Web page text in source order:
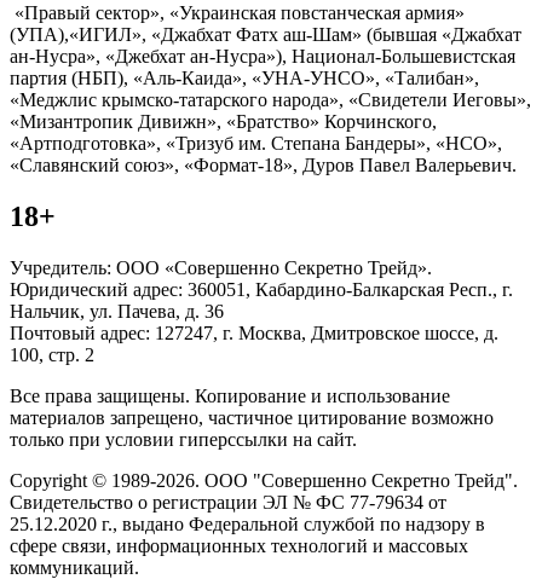
«Правый сектор», «Украинская повстанческая армия»
(УПА),«ИГИЛ», «Джабхат Фатх аш-Шам» (бывшая «Джабхат
ан-Нусра», «Джебхат ан-Нусра»), Национал-Большевистская
партия (НБП), «Аль-Каида», «УНА-УНСО», «Талибан»,
«Меджлис крымско-татарского народа», «Свидетели Иеговы»,
«Мизантропик Дивижн», «Братство» Корчинского,
«Артподготовка», «Тризуб им. Степана Бандеры», «НСО»,
«Славянский союз», «Формат-18», Дуров Павел Валерьевич.
18+
Учредитель: ООО «Совершенно Секретно Трейд».
Юридический адрес: 360051, Кабардино-Балкарская Респ., г.
Нальчик, ул. Пачева, д. 36
Почтовый адрес: 127247, г. Москва, Дмитровское шоссе, д.
100, стр. 2
Все права защищены. Копирование и использование
материалов запрещено, частичное цитирование возможно
только при условии гиперссылки на сайт.
Copyright © 1989-2026. ООО "Совершенно Секретно Трейд".
Свидетельство о регистрации ЭЛ № ФС 77-79634 от
25.12.2020 г., выдано Федеральной службой по надзору в
сфере связи, информационных технологий и массовых
коммуникаций.